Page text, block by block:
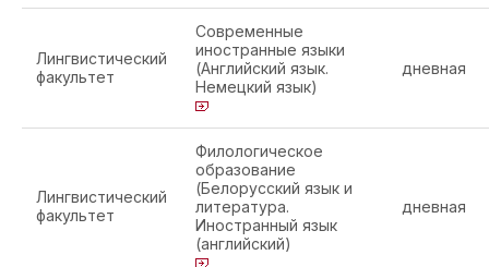
Лингвистический
факультет
Современные
иностранные языки
(Английский язык.
Немецкий язык)
дневная
Лингвистический
факультет
Филологическое
образование
(Белорусский язык и
литература.
Иностранный язык
(английский)
дневная